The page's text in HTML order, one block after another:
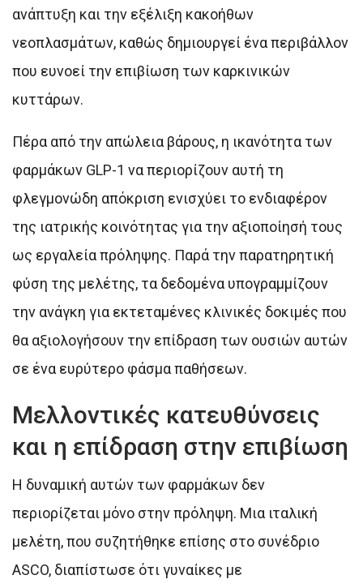
ανάπτυξη και την εξέλιξη κακοήθων
νεοπλασμάτων, καθώς δημιουργεί ένα περιβάλλον
που ευνοεί την επιβίωση των καρκινικών
κυττάρων.
Πέρα από την απώλεια βάρους, η ικανότητα των
φαρμάκων GLP-1 να περιορίζουν αυτή τη
φλεγμονώδη απόκριση ενισχύει το ενδιαφέρον
της ιατρικής κοινότητας για την αξιοποίησή τους
ως εργαλεία πρόληψης. Παρά την παρατηρητική
φύση της μελέτης, τα δεδομένα υπογραμμίζουν
την ανάγκη για εκτεταμένες κλινικές δοκιμές που
θα αξιολογήσουν την επίδραση των ουσιών αυτών
σε ένα ευρύτερο φάσμα παθήσεων.
Μελλοντικές κατευθύνσεις
και η επίδραση στην επιβίωση
Η δυναμική αυτών των φαρμάκων δεν
περιορίζεται μόνο στην πρόληψη. Μια ιταλική
μελέτη, που συζητήθηκε επίσης στο συνέδριο
ASCO, διαπίστωσε ότι γυναίκες με